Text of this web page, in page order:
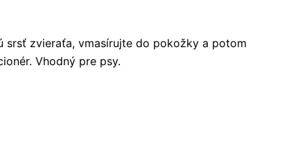
srsť zvieraťa, vmasírujte do pokožky a potom
Vhodný pre psy.